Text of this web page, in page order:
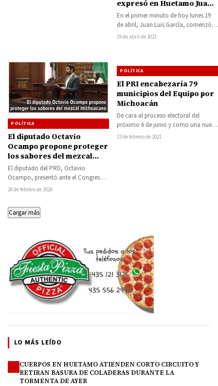
expresó en Huetamo Juan
Luis García en el inicio de
su campaña proselitista
En el primer minuto de hoy lunes 19
de abril, Juan Luis García, comenzó
su campaña proselitista en…
19 de abril de 2021
POLÍTICA
El diputado Octavio
Ocampo propone proteger
los sabores del mezcal
michoacano
El diputado del PRD, Octavio
Ocampo, presentó ante el Congreso
del Estado una iniciativa para
26 de febrero de 2026
POLÍTICA
El PRI encabezaría 79
municipios del Equipo por
Michoacán
De cara al proceso electoral del
próximo 6 de junio y como una nueva
forma de participación política…
23 de febrero de 2021
Cargar más
LO MÁS LEÍDO
CUERPOS EN HUETAMO ATIENDEN CORTO CIRCUITO Y
RETIRAN BASURA DE COLADERAS DURANTE LA
TORMENTA DE AYER